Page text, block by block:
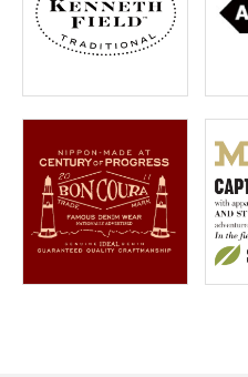
お問い合わせ
OFFICIAL WEB SITE
meeting_room ログイン 会